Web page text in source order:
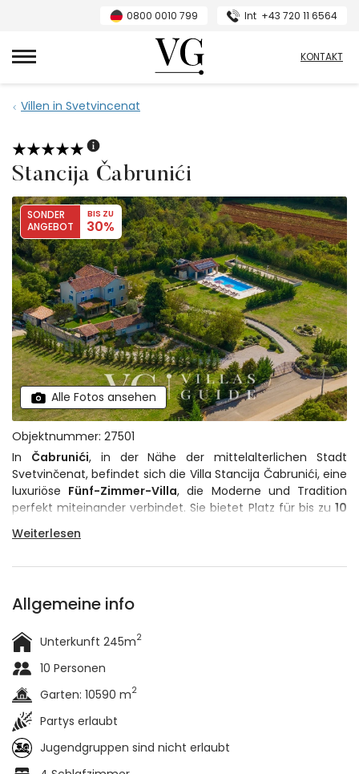
0800 0010 799 Int +43 720 11 6564
VillasGuide
KONTAKT
Villen in Svetvincenat
Stancija Čabrunići
SONDER
ANGEBOT
BIS ZU
30%
Alle Fotos ansehen
Objektnummer: 27501
In Čabrunići, in der Nähe der mittelalterlichen Stadt
Svetvinčenat, befindet sich die Villa Stancija Čabrunići, eine
luxuriöse Fünf-Zimmer-Villa, die Moderne und Tradition
perfekt miteinander verbindet. Sie bietet Platz für bis zu 10
Personen
idealer Ort für angenehme Zusammenkünfte am Tag und
Weiterlesen
Allgemeine info
Unterkunft 245m2
10 Personen
Garten: 10590 m2
Partys erlaubt
Jugendgruppen sind nicht erlaubt